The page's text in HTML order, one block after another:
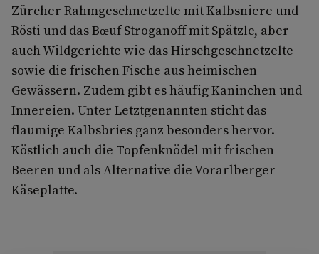
Zürcher Rahmgeschnetzelte mit Kalbsniere und
Rösti und das Bœuf Stroganoff mit Spätzle, aber
auch Wildgerichte wie das Hirschgeschnetzelte
sowie die frischen Fische aus heimischen
Gewässern. Zudem gibt es häufig Kaninchen und
Innereien. Unter Letztgenannten sticht das
flaumige Kalbsbries ganz besonders hervor.
Köstlich auch die Topfenknödel mit frischen
Beeren und als Alternative die Vorarlberger
Käseplatte.